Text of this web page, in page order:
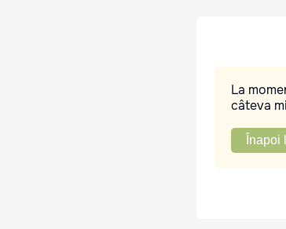
La
câteva
Înapoi